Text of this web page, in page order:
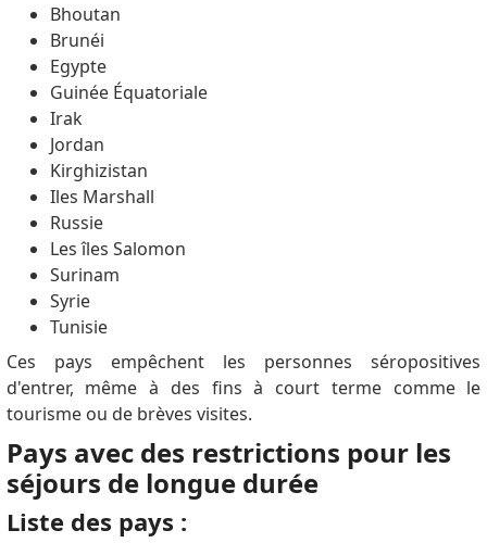
Bhoutan
Brunéi
Egypte
Guinée Équatoriale
Irak
Jordan
Kirghizistan
Iles Marshall
Russie
Les îles Salomon
Surinam
Syrie
Tunisie
Ces pays empêchent les personnes séropositives
d'entrer, même à des fins à court terme comme le
tourisme ou de brèves visites.
Pays avec des restrictions pour les
séjours de longue durée
Liste des pays :